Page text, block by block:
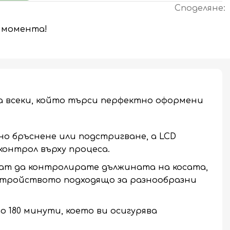
Споделяне:
момента!
всеки, който търси перфектно оформени
бръснене или подстригване, а LCD
върху процеса.
да контролирате дължината на косата,
подходящо за разнообразни
минути, което ви осигурява